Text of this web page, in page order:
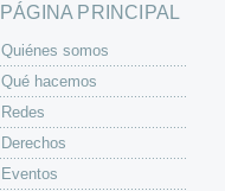
PÁGINA PRINCIPAL
Quiénes somos
Qué hacemos
Redes
Derechos
Eventos